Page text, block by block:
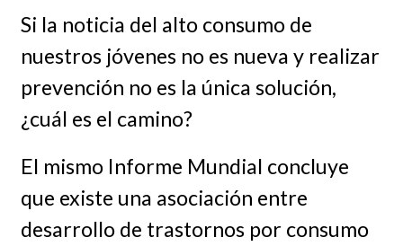
Si la noticia del alto consumo de
nuestros jóvenes no es nueva y realizar
prevención no es la única solución,
¿cuál es el camino?
El mismo Informe Mundial concluye
que existe una asociación entre
desarrollo de trastornos por consumo